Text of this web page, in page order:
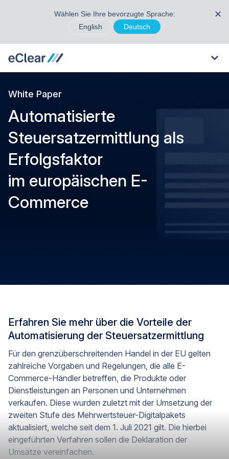
Wählen Sie Ihre bevorzugte Sprache:
English
Deutsch
✕
White Paper
Automatisierte
Steuersatzermittlung als
Erfolgsfaktor
im europäischen E-
Commerce
Erfahren Sie mehr über die Vorteile der
Automatisierung der Steuersatzermittlung
Für den grenzüberschreitenden Handel in der EU gelten
zahlreiche Vorgaben und Regelungen, die alle E-
Commerce-Händler betreffen, die Produkte oder
Dienstleistungen an Personen und Unternehmen
verkaufen. Diese wurden zuletzt mit der Umsetzung der
zweiten Stufe des Mehrwertsteuer-Digitalpakets
aktualisiert, welche seit dem 1. Juli 2021 gilt. Die hierbei
eingeführten Verfahren sollen die Deklaration der
Umsätze vereinfachen.